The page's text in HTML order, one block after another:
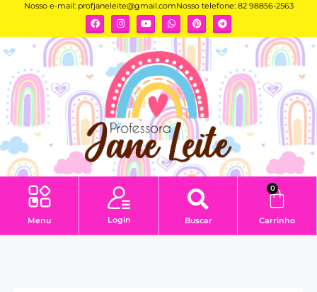
Nosso e-mail: profjaneleite@gmail.comNosso telefone: 82 98856-2563
Menu Login Buscar
0
Carrinho